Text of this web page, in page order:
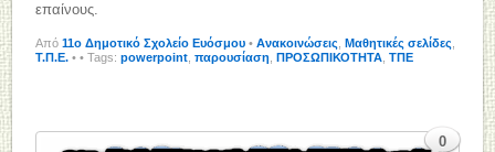
επαίνους.
Από11o Δημοτικό Σχολείο Ευόσμου • Ανακοινώσεις ,Μαθητικές σελίδες
Τ.Π.Ε. • • Tags:powerpoint ,παρουσίαση ,ΠΡΟΣΩΠΙΚΟΤΗΤΑ ,ΤΠΕ
0